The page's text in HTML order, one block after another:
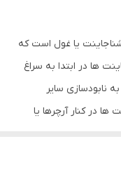
جاینت یا غول است که
ها در ابتدا به سراغ
سایر
ها در کنار آرچرها یا
یا بزرگسالی که